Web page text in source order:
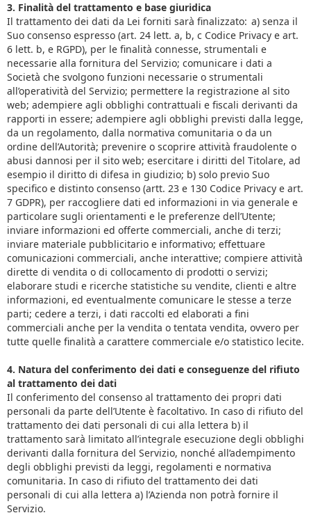
3. Finalità del trattamento e base giuridica
Il trattamento dei dati da Lei forniti sarà finalizzato: a) senza il
Suo consenso espresso (art. 24 lett. a, b, c Codice Privacy e art.
6 lett. b, e RGPD), per le finalità connesse, strumentali e
necessarie alla fornitura del Servizio; comunicare i dati a
Società che svolgono funzioni necessarie o strumentali
all’operatività del Servizio; permettere la registrazione al sito
web; adempiere agli obblighi contrattuali e fiscali derivanti da
rapporti in essere; adempiere agli obblighi previsti dalla legge,
da un regolamento, dalla normativa comunitaria o da un
ordine dell’Autorità; prevenire o scoprire attività fraudolente o
abusi dannosi per il sito web; esercitare i diritti del Titolare, ad
esempio il diritto di difesa in giudizio; b) solo previo Suo
specifico e distinto consenso (artt. 23 e 130 Codice Privacy e art.
7 GDPR), per raccogliere dati ed informazioni in via generale e
particolare sugli orientamenti e le preferenze dell’Utente;
inviare informazioni ed offerte commerciali, anche di terzi;
inviare materiale pubblicitario e informativo; effettuare
comunicazioni commerciali, anche interattive; compiere attività
dirette di vendita o di collocamento di prodotti o servizi;
elaborare studi e ricerche statistiche su vendite, clienti e altre
informazioni, ed eventualmente comunicare le stesse a terze
parti; cedere a terzi, i dati raccolti ed elaborati a fini
commerciali anche per la vendita o tentata vendita, ovvero per
tutte quelle finalità a carattere commerciale e/o statistico lecite.
4. Natura del conferimento dei dati e conseguenze del rifiuto
al trattamento dei dati
Il conferimento del consenso al trattamento dei propri dati
personali da parte dell’Utente è facoltativo. In caso di rifiuto del
trattamento dei dati personali di cui alla lettera b) il
trattamento sarà limitato all’integrale esecuzione degli obblighi
derivanti dalla fornitura del Servizio, nonché all’adempimento
degli obblighi previsti da leggi, regolamenti e normativa
comunitaria. In caso di rifiuto del trattamento dei dati
personali di cui alla lettera a) l’Azienda non potrà fornire il
Servizio.